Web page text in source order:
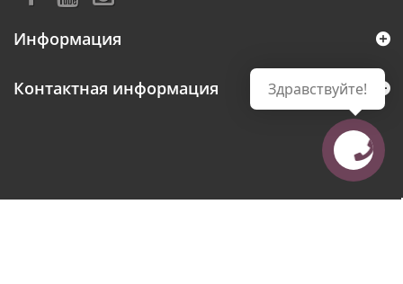
Информация
Контактная информация Здравствуйте!